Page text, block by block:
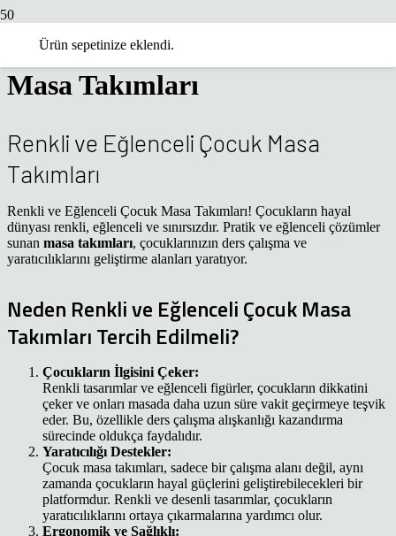
Ürün sepetinize eklendi.
Renkli ve Eğlenceli Çocuk
Masa Takımları
Renkli ve Eğlenceli Çocuk Masa
Takımları
Renkli ve Eğlenceli Çocuk Masa Takımları! Çocukların hayal
dünyası renkli, eğlenceli ve sınırsızdır. Pratik ve eğlenceli çözümler
sunan masa takımları, çocuklarınızın ders çalışma ve
yaratıcılıklarını geliştirme alanları yaratıyor.
Neden Renkli ve Eğlenceli Çocuk Masa
Takımları Tercih Edilmeli?
Çocukların İlgisini Çeker:
Renkli tasarımlar ve eğlenceli figürler, çocukların dikkatini
çeker ve onları masada daha uzun süre vakit geçirmeye teşvik
eder. Bu, özellikle ders çalışma alışkanlığı kazandırma
sürecinde oldukça faydalıdır.
Yaratıcılığı Destekler:
Çocuk masa takımları, sadece bir çalışma alanı değil, aynı
zamanda çocukların hayal güçlerini geliştirebilecekleri bir
platformdur. Renkli ve desenli tasarımlar, çocukların
yaratıcılıklarını ortaya çıkarmalarına yardımcı olur.
Ergonomik ve Sağlıklı: